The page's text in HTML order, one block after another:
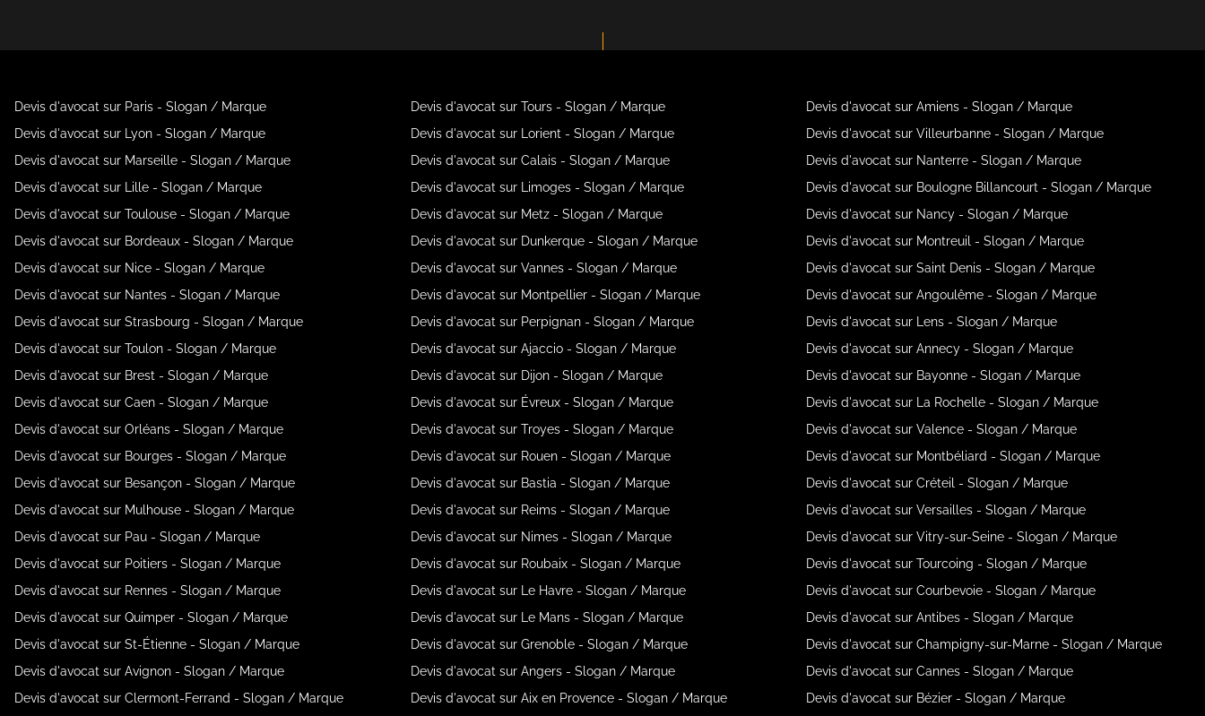
Devis d'avocat sur Paris - Slogan / Marque
Devis d'avocat sur Lyon - Slogan / Marque
Devis d'avocat sur Marseille - Slogan / Marque
Devis d'avocat sur Lille - Slogan / Marque
Devis d'avocat sur Toulouse - Slogan / Marque
Devis d'avocat sur Bordeaux - Slogan / Marque
Devis d'avocat sur Nice - Slogan / Marque
Devis d'avocat sur Nantes - Slogan / Marque
Devis d'avocat sur Strasbourg - Slogan / Marque
Devis d'avocat sur Toulon - Slogan / Marque
Devis d'avocat sur Brest - Slogan / Marque
Devis d'avocat sur Caen - Slogan / Marque
Devis d'avocat sur Orléans - Slogan / Marque
Devis d'avocat sur Bourges - Slogan / Marque
Devis d'avocat sur Besançon - Slogan / Marque
Devis d'avocat sur Mulhouse - Slogan / Marque
Devis d'avocat sur Pau - Slogan / Marque
Devis d'avocat sur Poitiers - Slogan / Marque
Devis d'avocat sur Rennes - Slogan / Marque
Devis d'avocat sur Quimper - Slogan / Marque
Devis d'avocat sur St-Étienne - Slogan / Marque
Devis d'avocat sur Avignon - Slogan / Marque
Devis d'avocat sur Clermont-Ferrand - Slogan / Marque
Devis d'avocat sur Tours - Slogan / Marque
Devis d'avocat sur Lorient - Slogan / Marque
Devis d'avocat sur Calais - Slogan / Marque
Devis d'avocat sur Limoges - Slogan / Marque
Devis d'avocat sur Metz - Slogan / Marque
Devis d'avocat sur Dunkerque - Slogan / Marque
Devis d'avocat sur Vannes - Slogan / Marque
Devis d'avocat sur Montpellier - Slogan / Marque
Devis d'avocat sur Perpignan - Slogan / Marque
Devis d'avocat sur Ajaccio - Slogan / Marque
Devis d'avocat sur Dijon - Slogan / Marque
Devis d'avocat sur Évreux - Slogan / Marque
Devis d'avocat sur Troyes - Slogan / Marque
Devis d'avocat sur Rouen - Slogan / Marque
Devis d'avocat sur Bastia - Slogan / Marque
Devis d'avocat sur Reims - Slogan / Marque
Devis d'avocat sur Nimes - Slogan / Marque
Devis d'avocat sur Roubaix - Slogan / Marque
Devis d'avocat sur Le Havre - Slogan / Marque
Devis d'avocat sur Le Mans - Slogan / Marque
Devis d'avocat sur Grenoble - Slogan / Marque
Devis d'avocat sur Angers - Slogan / Marque
Devis d'avocat sur Aix en Provence - Slogan / Marque
Devis d'avocat sur Amiens - Slogan / Marque
Devis d'avocat sur Villeurbanne - Slogan / Marque
Devis d'avocat sur Nanterre - Slogan / Marque
Devis d'avocat sur Boulogne Billancourt - Slogan / Marque
Devis d'avocat sur Nancy - Slogan / Marque
Devis d'avocat sur Montreuil - Slogan / Marque
Devis d'avocat sur Saint Denis - Slogan / Marque
Devis d'avocat sur Angoulême - Slogan / Marque
Devis d'avocat sur Lens - Slogan / Marque
Devis d'avocat sur Annecy - Slogan / Marque
Devis d'avocat sur Bayonne - Slogan / Marque
Devis d'avocat sur La Rochelle - Slogan / Marque
Devis d'avocat sur Valence - Slogan / Marque
Devis d'avocat sur Montbéliard - Slogan / Marque
Devis d'avocat sur Créteil - Slogan / Marque
Devis d'avocat sur Versailles - Slogan / Marque
Devis d'avocat sur Vitry-sur-Seine - Slogan / Marque
Devis d'avocat sur Tourcoing - Slogan / Marque
Devis d'avocat sur Courbevoie - Slogan / Marque
Devis d'avocat sur Antibes - Slogan / Marque
Devis d'avocat sur Champigny-sur-Marne - Slogan / Marque
Devis d'avocat sur Cannes - Slogan / Marque
Devis d'avocat sur Bézier - Slogan / Marque